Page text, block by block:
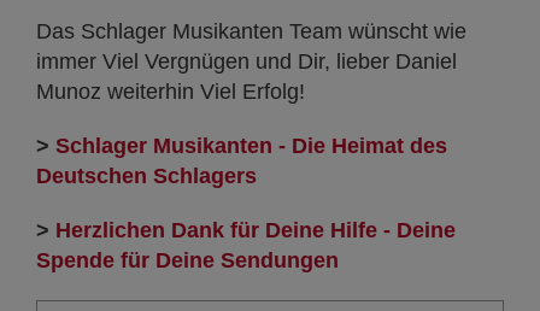
Das Schlager Musikanten Team wünscht wie
immer Viel Vergnügen und Dir, lieber Daniel
Munoz weiterhin Viel Erfolg!
> Schlager Musikanten - Die Heimat des
Deutschen Schlagers
> Herzlichen Dank für Deine Hilfe - Deine
Spende für Deine Sendungen